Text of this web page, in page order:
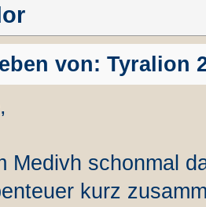
von: Tyralion
Medivh schonmal
kurz